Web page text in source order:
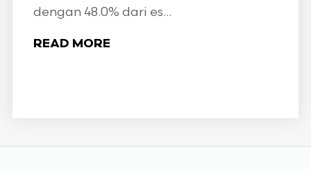
dengan 48.0% dari es...
READ MORE